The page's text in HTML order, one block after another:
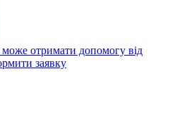
отримати допомогу від
заявку